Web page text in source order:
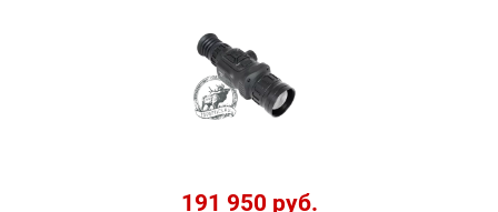
191 950 руб.